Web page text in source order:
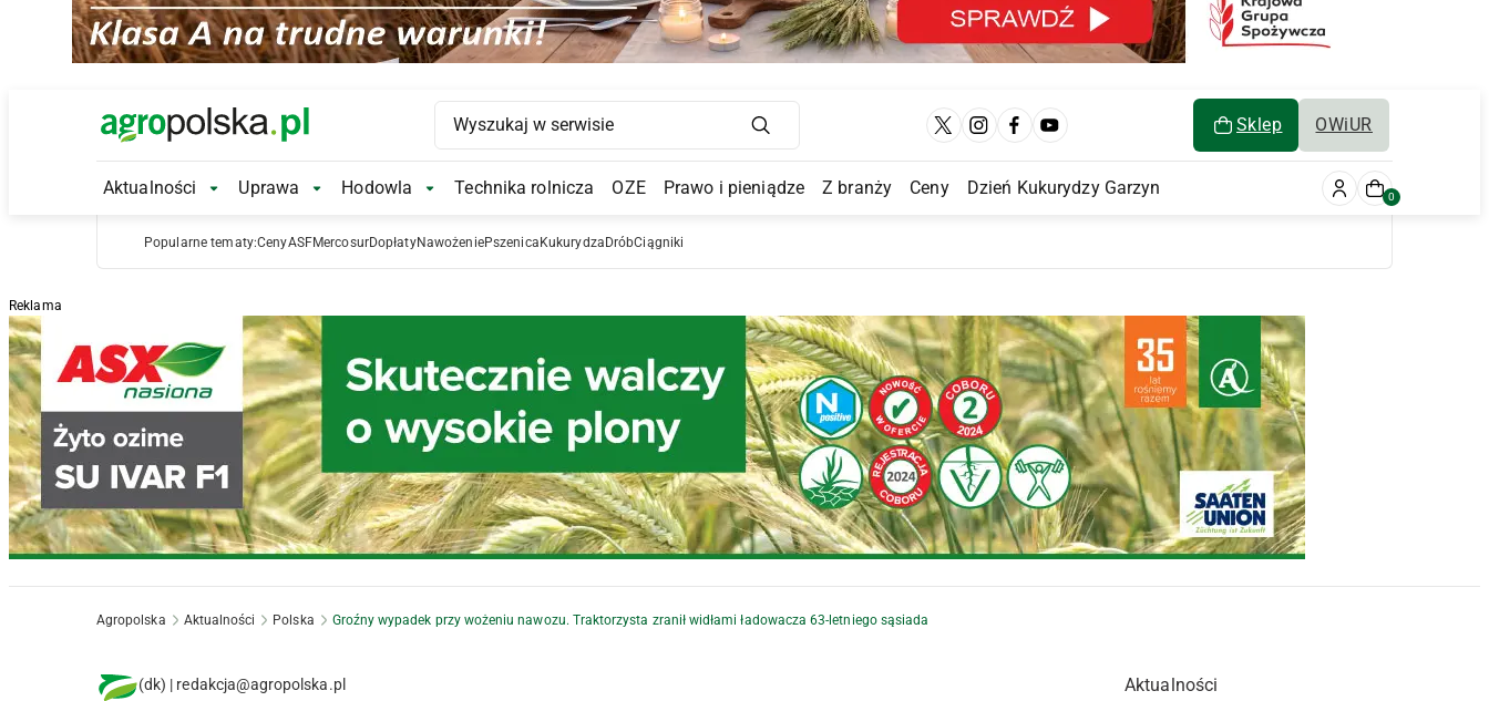
Main Logo Sklep OWiUR
Main Navigation
Aktualności Aktualności Submenu
Uprawa Uprawa Submenu
Hodowla Hodowla Submenu
Technika rolnicza OZE Prawo i pieniądze Z branży Ceny Dzień Kukurydzy Garzyn 0
Popularne tematy:CenyASFMercosurDopłatyNawożeniePszenica Kukurydza DróbCiągniki
Reklama
Agropolska Aktualności Polska Groźny wypadek przy wożeniu nawozu. Traktorzysta zranił widłami ładowacza 63-letniego sąsiada
(dk) | redakcja@agropolska.pl Aktualności